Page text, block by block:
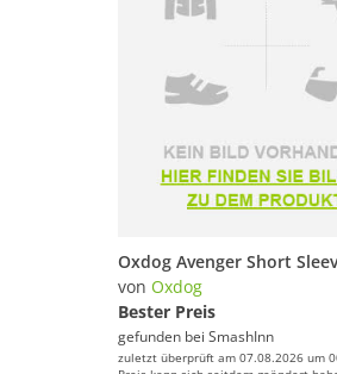
von Oxdog
Bester Preis
gefunden bei SmashInn
zuletzt überprüft am 07.08.2026 um